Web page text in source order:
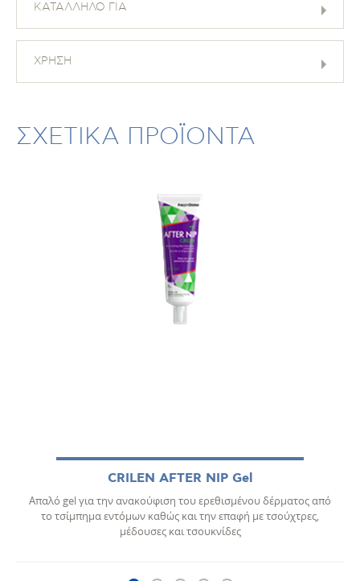
ΚΑΤΑΛΛΗΛΟ ΓΙΑ
ΧΡΗΣΗ
ΣΧΕΤΙΚΑ ΠΡΟΪΟΝΤΑ
CRILEN AFTER NIP Gel
Απαλό gel για την ανακούφιση του ερεθισμένου δέρματος από
το τσίμπημα εντόμων καθώς και την επαφή με τσούχτρες,
μέδουσες και τσουκνίδες